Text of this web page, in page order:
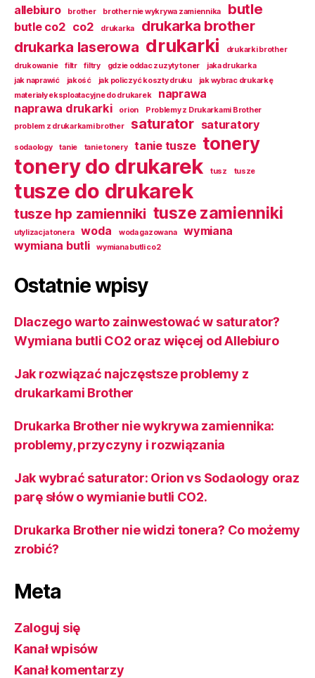
allebiuro brother brother nie wykrywa zamiennika butle
butle co2 co2 drukarka
drukarka brother
drukarka laserowa drukarki
drukarki brother
drukowanie
filtr filtry gdzie oddac zuzyty toner
jaka drukarka
jak naprawić
jakość jak policzyć koszty druku
jak wybrac drukarkę
materiały eksploatacyjne do drukarek
naprawa
naprawa drukarki
orion
Problemy z Drukarkami Brother
problem z drukarkami brother
saturator saturatory
sodaology tanie tanie tonery tanie tusze tonery
tonery do drukarek tusz tusze
tusze do drukarek
tusze hp zamienniki tusze zamienniki
utylizacja tonera woda woda gazowana
wymiana
wymiana butli
wymiana butli co2
Ostatnie wpisy
Dlaczego warto zainwestować w saturator?
Wymiana butli CO2 oraz więcej od Allebiuro
Jak rozwiązać najczęstsze problemy z
drukarkami Brother
Drukarka Brother nie wykrywa zamiennika:
problemy, przyczyny i rozwiązania
Jak wybrać saturator: Orion vs Sodaology oraz
parę słów o wymianie butli CO2.
Drukarka Brother nie widzi tonera? Co możemy
zrobić?
Meta
Zaloguj się
Kanał wpisów
Kanał komentarzy